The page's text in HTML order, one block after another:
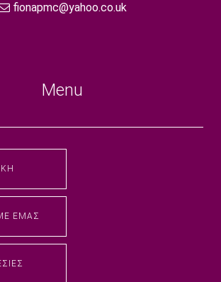
fionapmc@yahoo.co.uk
Menu
ΕΜΆΣ